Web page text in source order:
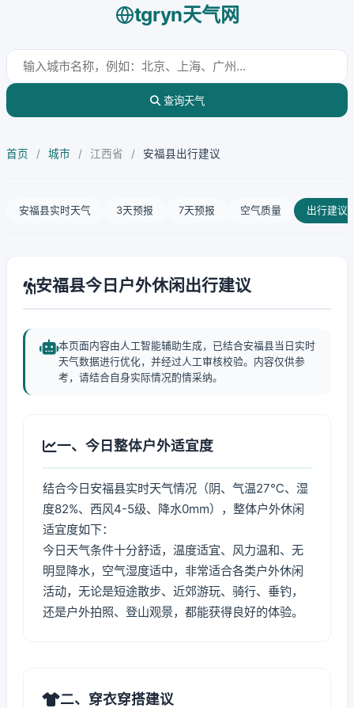
tgryn天气网
查询天气
首页 / 城市 / 江西省 / 安福县出行建议
安福县实时天气 3天预报 7天预报 空气质量 出行建议
安福县今日户外休闲出行建议
本页面内容由人工智能辅助生成，已结合安福县当日实时
天气数据进行优化，并经过人工审核校验。内容仅供参
考，请结合自身实际情况酌情采纳。
一、今日整体户外适宜度
结合今日安福县实时天气情况（阴、气温27℃、湿
度82%、西风4-5级、降水0mm），整体户外休闲
适宜度如下：
今日天气条件十分舒适，温度适宜、风力温和、无
明显降水，空气湿度适中，非常适合各类户外休闲
活动，无论是短途散步、近郊游玩、骑行、垂钓，
还是户外拍照、登山观景，都能获得良好的体验。
二、穿衣穿搭建议